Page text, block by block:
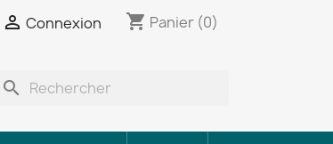
 Connexion shopping_cart Panier (0)
search